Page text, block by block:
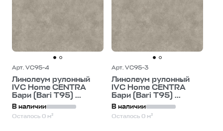
Арт. VC95-4
Линолеум рулонный
IVC Home CENTRA
Бари (Bari T95) ...
В наличии
Осталось 0 м²
Арт. VC95-3
Линолеум рулонный
IVC Home CENTRA
Бари (Bari T95) ...
В наличии
Осталось 0 м²